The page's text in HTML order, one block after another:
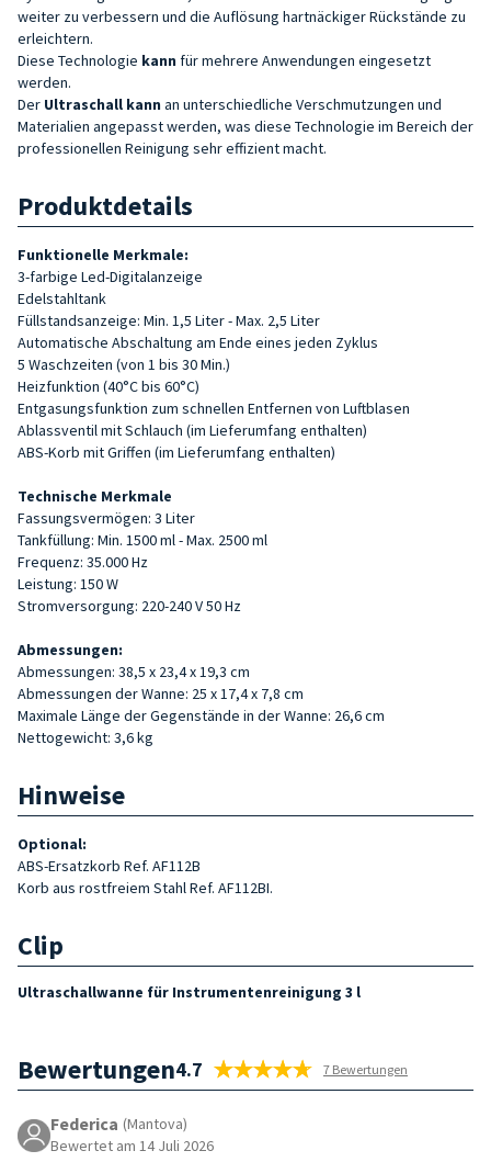
weiter zu verbessern und die Auflösung hartnäckiger Rückstände zu
erleichtern.
Diese Technologie kann für mehrere Anwendungen eingesetzt
werden.
Der Ultraschall kann an unterschiedliche Verschmutzungen und
Materialien angepasst werden, was diese Technologie im Bereich der
professionellen Reinigung sehr effizient macht.
Produktdetails
Funktionelle Merkmale:
3-farbige Led-Digitalanzeige
Edelstahltank
Füllstandsanzeige: Min. 1,5 Liter - Max. 2,5 Liter
Automatische Abschaltung am Ende eines jeden Zyklus
5 Waschzeiten (von 1 bis 30 Min.)
Heizfunktion (40°C bis 60°C)
Entgasungsfunktion zum schnellen Entfernen von Luftblasen
Ablassventil mit Schlauch (im Lieferumfang enthalten)
ABS-Korb mit Griffen (im Lieferumfang enthalten)
Technische Merkmale
Fassungsvermögen: 3 Liter
Tankfüllung: Min. 1500 ml - Max. 2500 ml
Frequenz: 35.000 Hz
Leistung: 150 W
Stromversorgung: 220-240 V 50 Hz
Abmessungen:
Abmessungen: 38,5 x 23,4 x 19,3 cm
Abmessungen der Wanne: 25 x 17,4 x 7,8 cm
Maximale Länge der Gegenstände in der Wanne: 26,6 cm
Nettogewicht: 3,6 kg
Hinweise
Optional:
ABS-Ersatzkorb Ref. AF112B
Korb aus rostfreiem Stahl Ref. AF112BI.
Clip
Ultraschallwanne für Instrumentenreinigung 3 l
Bewertungen4.7 7 Bewertungen
Federica (Mantova)
Bewertet am 14 Juli 2026